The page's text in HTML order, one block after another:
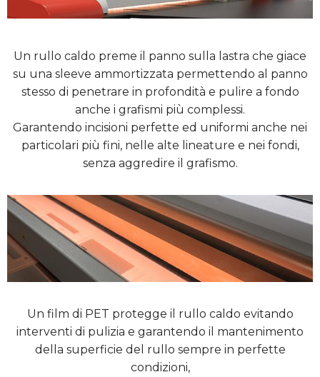
Un rullo caldo preme il panno sulla lastra che giace
su una sleeve ammortizzata permettendo al panno
stesso di penetrare in profondità e pulire a fondo
anche i grafismi più complessi.
Garantendo incisioni perfette ed uniformi anche nei
particolari più fini, nelle alte lineature e nei fondi,
senza aggredire il grafismo.
Un film di PET protegge il rullo caldo evitando
interventi di pulizia e garantendo il mantenimento
della superficie del rullo sempre in perfette
condizioni,